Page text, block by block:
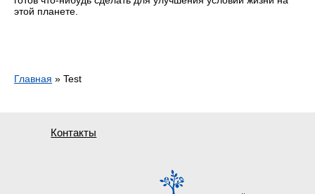
этой планете.
Главная » Test
Контакты